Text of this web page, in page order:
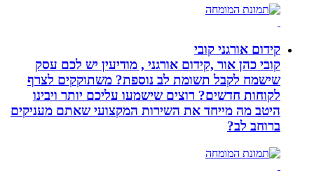
קידום אורגני קובי
קובי כהן אור ,קידום אורגני , מודיעין יש לכם עסק
שישמח לקבל תשומת לב נוספת? משתוקקים לצרף
לקוחות חדשים? רוצים שישמעו עליכם יותר ויבינו
היטב מה מייחד את השירות המקצועי שאתם מעניקים
ברוחב לב?